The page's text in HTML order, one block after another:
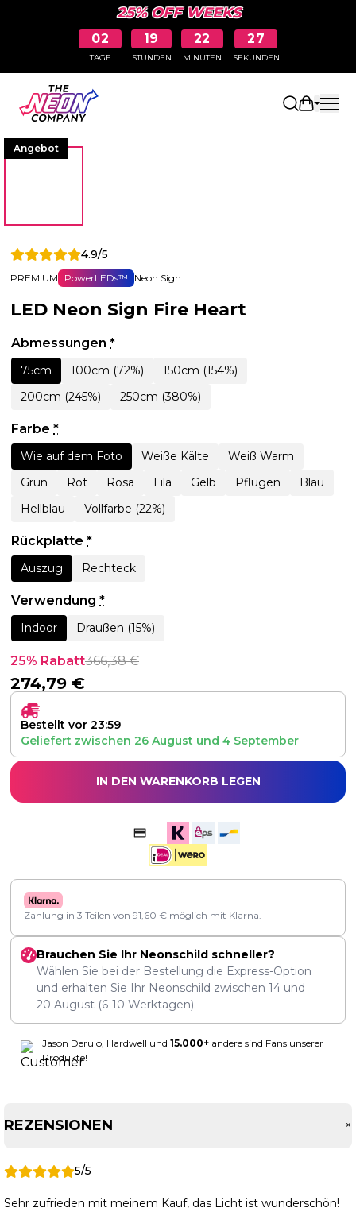
25% OFF WEEKS
02
TAGE
19
STUNDEN
22
MINUTEN
27
SEKUNDEN
Angebot
4.9/5
PREMIUM PowerLEDs™ Neon Sign
LED Neon Sign Fire Heart
Abmessungen *
75cm 100cm (72%)
150cm (154%)
200cm (245%)
250cm (380%)
Farbe *
Wie auf dem Foto Weiße Kälte
Weiß Warm
Grün
Rot Rosa Lila Gelb Pflügen
Blau
Hellblau
Vollfarbe (22%)
Rückplatte *
Auszug Rechteck
Verwendung *
Indoor Draußen (15%)
25% Rabatt366,38€
274,79 €
Bestellt vor 23:59
Geliefert zwischen 26 August und 4 September
IN DEN WARENKORB LEGEN
Zahlung in 3 Teilen von 91,60 € möglich mit Klarna.
Brauchen Sie Ihr Neonschild schneller?
Wählen Sie bei der Bestellung die Express-Option
und erhalten Sie Ihr Neonschild zwischen 14 und
20 August (6-10 Werktagen).
Jason Derulo, Hardwell und 15.000+ andere sind Fans unserer
Produkte!
REZENSIONEN +
5/5
Sehr zufrieden mit meinem Kauf, das Licht ist wunderschön!